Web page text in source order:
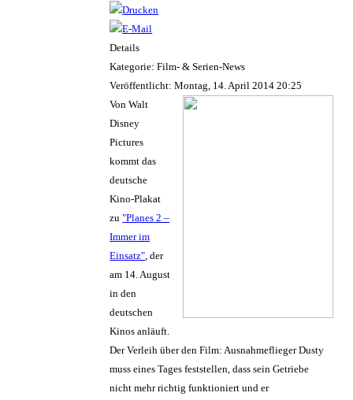
Details
Kategorie: Film- & Serien-News
Veröffentlicht: Montag, 14. April 2014 20:25
Von Walt
Disney
Pictures
kommt das
deutsche
Kino-Plakat
zu"Planes 2 –
Immer im
Einsatz" , der
am 14. August
in den
deutschen
Kinos anläuft.
Der Verleih über den Film: Ausnahmeflieger Dusty
muss eines Tages feststellen, dass sein Getriebe
nicht mehr richtig funktioniert und er